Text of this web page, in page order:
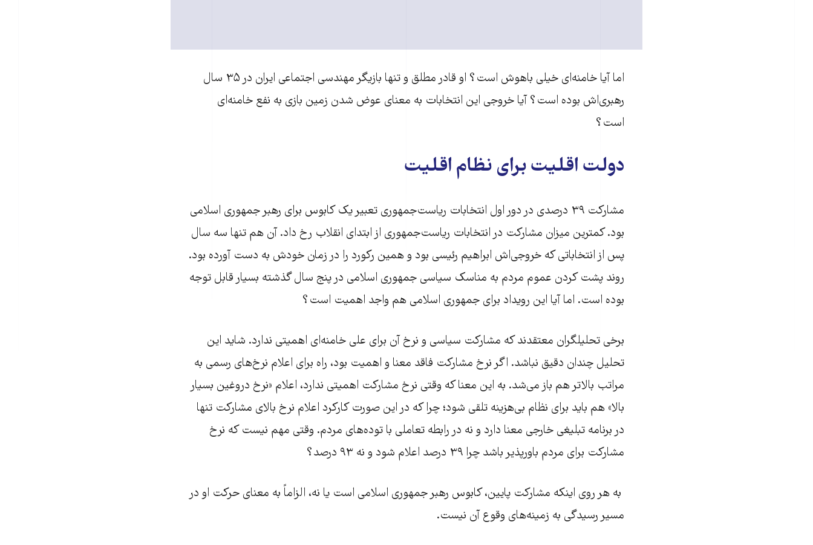
اما آیا خامنه‌ای خیلی باهوش است؟ او قادر مطلق و تنها بازیگر مهندسی اجتماعی ایران در ۳۵ سال
رهبری‌اش بوده است؟ آیا خروجی این انتخابات به معنای عوض شدن زمین بازی به نفع خامنه‌ای
است؟
دولت اقلیت برای نظام اقلیت
مشارکت ۳۹ درصدی در دور اول انتخابات ریاست‌جمهوری تعبیر یک کابوس برای رهبر جمهوری اسلامی
بود. کمترین میزان مشارکت در انتخابات ریاست‌جمهوری از ابتدای انقلاب رخ داد. آن هم تنها سه سال
پس از انتخاباتی که خروجی‌اش ابراهیم رئیسی بود و همین رکورد را در زمان خودش به دست آورده بود.
روند پشت کردن عموم مردم به مناسک سیاسی جمهوری اسلامی در پنج سال گذشته بسیار قابل توجه
بوده است. اما آیا این رویداد برای جمهوری اسلامی هم واجد اهمیت است؟
برخی تحلیلگران معتقدند که مشارکت سیاسی و نرخ آن برای علی خامنه‌ای اهمیتی ندارد. شاید این
تحلیل چندان دقیق نباشد. اگر نرخ مشارکت فاقد معنا و اهمیت بود، راه برای اعلام نرخ‌های رسمی به
مراتب بالاتر هم باز می‌شد. به این معنا که وقتی نرخ مشارکت اهمیتی ندارد، اعلام «نرخ دروغین بسیار
بالا» هم باید برای نظام بی‌هزینه تلقی شود؛ چرا که در این صورت کارکرد اعلام نرخ بالای مشارکت تنها
در برنامه تبلیغی خارجی معنا دارد و نه در رابطه تعاملی با توده‌های مردم. وقتی مهم نیست که نرخ
مشارکت برای مردم باورپذیر باشد چرا ۳۹ درصد اعلام شود و نه ۹۳ درصد؟
به هر روی اینکه مشارکت پایین، کابوس رهبر جمهوری اسلامی است یا نه، الزاماً به معنای حرکت او در
مسیر رسیدگی به زمینه‌های وقوع آن نیست.